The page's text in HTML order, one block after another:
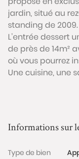
jardin, situé au
standing de 2009.
L’entrée dessert
de près de 14m²
où vous pourrez
Une cuisine, une
dans l’entrée
d’agence inclus.
récente de
Informations sur
Type de bien